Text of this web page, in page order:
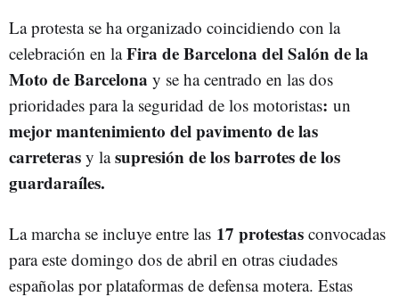
La protesta se ha organizado coincidiendo con la
celebración en laFira de Barcelona del Salón de la
Moto de Barcelona y se ha centrado en las dos
prioridades para la seguridad de los motoristas: un
mejor mantenimiento del pavimento de las
carreteras y lasupresión de los barrotes de los
guardaraíles.
La marcha se incluye entre las 17 protestas convocadas
para este domingo dos de abril en otras ciudades
españolas por plataformas de defensa motera. Estas